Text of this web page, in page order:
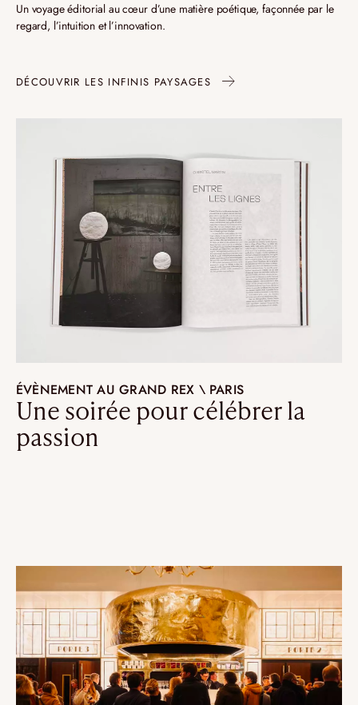
Un voyage éditorial au cœur d’une matière poétique, façonnée par le
regard, l’intuition et l’innovation.
DÉCOUVRIR LES INFINIS PAYSAGES
ÉVÈNEMENT AU GRAND REX \ PARIS
Une soirée pour célébrer la
passion